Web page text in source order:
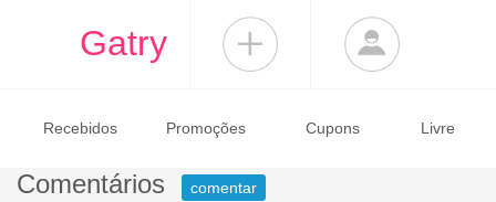
Gatry
Recebidos Promoções Cupons Livre
Comentários comentar